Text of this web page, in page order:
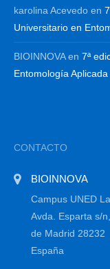
karolina Acevedo en
Universitario en
BIOINNOVAen 7ª
Entomología Aplicada
CONTACTO
BIOINNOVA
Campus UNED
Avda. Esparta s/
de Madrid 28232
España